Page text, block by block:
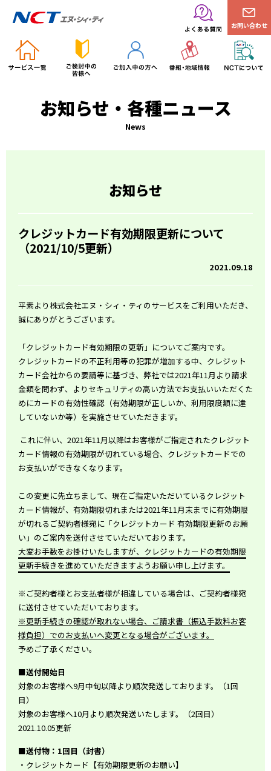
お問い合わせ
お知らせ・各種ニュース
News
お知らせ
クレジットカード有効期限更新について
（2021/10/5更新）
2021.09.18
平素より株式会社エヌ・シィ・ティのサービスをご利用いただき、
誠にありがとうございます。
「クレジットカード有効期限の更新」についてご案内です。
クレジットカードの不正利用等の犯罪が増加する中、クレジット
カード会社からの要請等に基づき、弊社では2021年11月より請求
金額を問わず、よりセキュリティの高い方法でお支払いいただくた
めにカードの有効性確認（有効期限が正しいか、利用限度額に達
していないか等）を実施させていただきます。
これに伴い、2021年11月以降はお客様がご指定されたクレジット
カード情報の有効期限が切れている場合、クレジットカードでの
お支払いができなくなります。
この変更に先立ちまして、現在ご指定いただいているクレジット
カード情報が、有効期限切れまたは2021年11月末までに有効期限
が切れるご契約者様宛に「クレジットカード 有効期限更新のお願
い」のご案内を送付させていただいております。
大変お手数をお掛けいたしますが、クレジットカードの有効期限
更新手続きを進めていただきますようお願い申し上げます。
※ご契約者様とお支払者様が相違している場合は、ご契約者様宛
に送付させていただいております。
※更新手続きの確認が取れない場合、ご請求書（振込手数料お客
様負担）でのお支払いへ変更となる場合がございます。
予めご了承ください。
■送付開始日
対象のお客様へ9月中旬以降より順次発送しております。（1回
目）
対象のお客様へ10月より順次発送いたします。（2回目）
2021.10.05更新
​■送付物：1回目（封書）
・クレジットカード【有効期限更新のお願い】